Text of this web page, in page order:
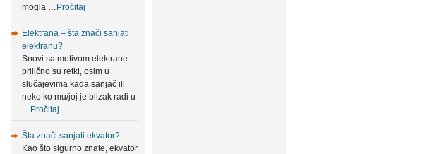
mogla … Pročitaj
Elektrana – šta znači sanjati
elektranu?
Snovi sa motivom elektrane
prilično su retki, osim u
slučajevima kada sanjač ili
neko ko mu/joj je blizak radi u
… Pročitaj
Šta znači sanjati ekvator?
Kao što sigurno znate, ekvator